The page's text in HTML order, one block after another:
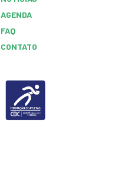
AGENDA
FAQ
CONTATO